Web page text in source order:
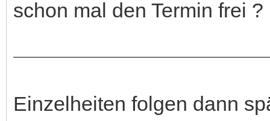
schon mal den Termin frei
Einzelheiten folgen dann